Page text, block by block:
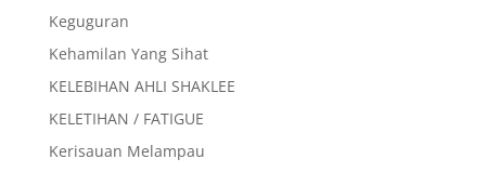
Keguguran
Kehamilan Yang Sihat
KELEBIHAN AHLI SHAKLEE
KELETIHAN / FATIGUE
Kerisauan Melampau